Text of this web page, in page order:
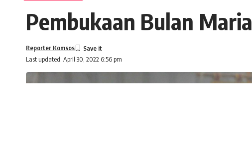
Pembukaan Bulan Maria
Last updated: April 30, 2022 6:56 pm
Reporter Komsos